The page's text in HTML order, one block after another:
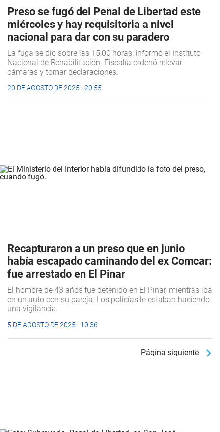
Preso se fugó del Penal de Libertad este
miércoles y hay requisitoria a nivel
nacional para dar con su paradero
La fuga se dio sobre las 15:00 horas, informó el Instituto
Nacional de Rehabilitación. Fiscalía ordenó relevar
cámaras y tomar declaraciones.
20 DE AGOSTO DE 2025 - 20:55
Recapturaron a un preso que en junio
había escapado caminando del ex Comcar:
fue arrestado en El Pinar
El hombre de 43 años fue detenido en El Pinar, mientras iba
en un auto con su pareja. Los policías le estaban haciendo
una vigilancia.
5 DE AGOSTO DE 2025 - 10:36
Página siguiente